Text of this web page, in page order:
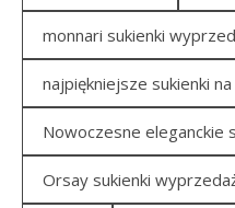
monnari sukienki
najpiękniejsze sukienki
Nowoczesne eleganckie
Orsay sukienki